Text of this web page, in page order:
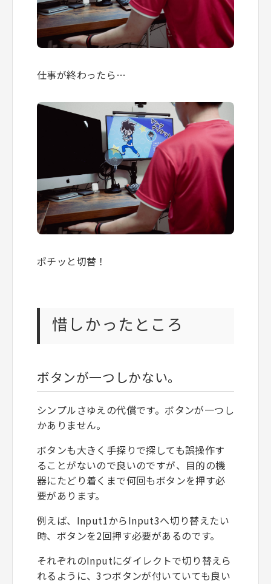
仕事が終わったら…
ポチッと切替！
惜しかったところ
ボタンが一つしかない。
シンプルさゆえの代償です。ボタンが一つし
かありません。
ボタンも大きく手探りで探しても誤操作す
ることがないので良いのですが、目的の機
器にたどり着くまで何回もボタンを押す必
要があります。
例えば、Input1からInput3へ切り替えたい
時、ボタンを2回押す必要があるのです。
それぞれのInputにダイレクトで切り替えら
れるように、3つボタンが付いていても良い